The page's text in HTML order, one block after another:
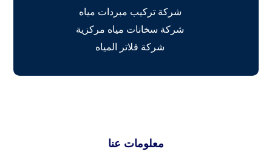
شركة تركيب مبردات مياه
شركة سخانات مياه مركزية
شركة فلاتر المياه
معلومات عنا